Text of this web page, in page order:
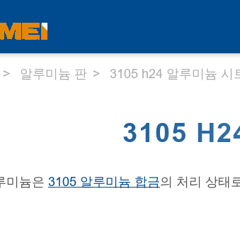
알루미늄 판 3105 h24 알루미늄 시
3105
미늄은 3105 알루미늄 합금의 처리 상태